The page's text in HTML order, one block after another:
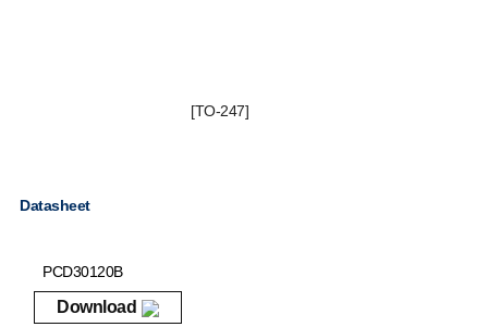
[TO-247]
Datasheet
PCD30120B
Download